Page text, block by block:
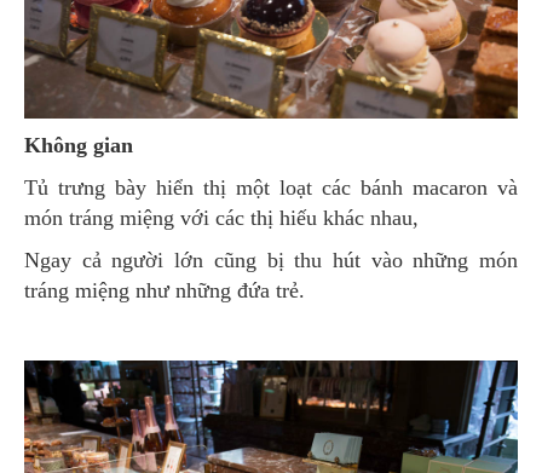
Không gian
Tủ trưng bày hiển thị một loạt các bánh macaron và
món tráng miệng với các thị hiếu khác nhau,
Ngay cả người lớn cũng bị thu hút vào những món
tráng miệng như những đứa trẻ.